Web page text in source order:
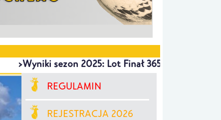
>Wyniki sezon 2025: Lot Finał 365 km SOKOLANY
REGULAMIN
REJESTRACJA 2026